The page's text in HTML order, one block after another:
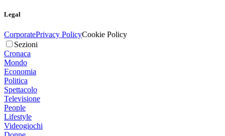
Legal
CorporatePrivacy PolicyCookie Policy
Sezioni
Cronaca
Mondo
Economia
Politica
Spettacolo
Televisione
People
Lifestyle
Videogiochi